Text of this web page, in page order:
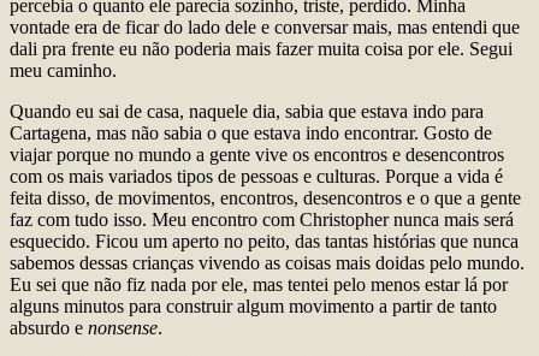
percebia o quanto ele parecia sozinho, triste, perdido. Minha
vontade era de ficar do lado dele e conversar mais, mas entendi que
dali pra frente eu não poderia mais fazer muita coisa por ele. Segui
meu caminho.
Quando eu sai de casa, naquele dia, sabia que estava indo para
Cartagena, mas não sabia o que estava indo encontrar. Gosto de
viajar porque no mundo a gente vive os encontros e desencontros
com os mais variados tipos de pessoas e culturas. Porque a vida é
feita disso, de movimentos, encontros, desencontros e o que a gente
faz com tudo isso. Meu encontro com Christopher nunca mais será
esquecido. Ficou um aperto no peito, das tantas histórias que nunca
sabemos dessas crianças vivendo as coisas mais doidas pelo mundo.
Eu sei que não fiz nada por ele, mas tentei pelo menos estar lá por
alguns minutos para construir algum movimento a partir de tanto
absurdo e nonsense.